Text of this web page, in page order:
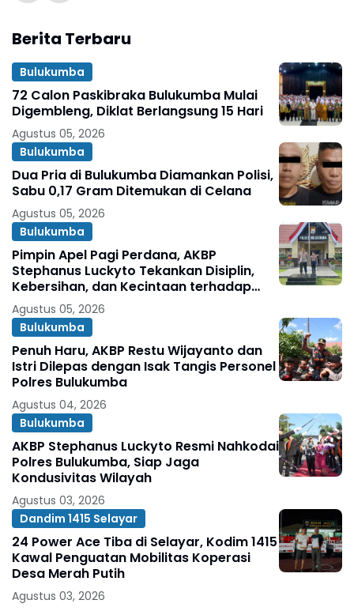
Berita Terbaru
Bulukumba
72 Calon Paskibraka Bulukumba Mulai
Digembleng, Diklat Berlangsung 15 Hari
Agustus 05, 2026
Bulukumba
Dua Pria di Bulukumba Diamankan Polisi,
Sabu 0,17 Gram Ditemukan di Celana
Agustus 05, 2026
Bulukumba
Pimpin Apel Pagi Perdana, AKBP
Stephanus Luckyto Tekankan Disiplin,
Kebersihan, dan Kecintaan terhadap
Organisasi
Agustus 05, 2026
Bulukumba
Penuh Haru, AKBP Restu Wijayanto dan
Istri Dilepas dengan Isak Tangis Personel
Polres Bulukumba
Agustus 04, 2026
Bulukumba
AKBP Stephanus Luckyto Resmi Nahkodai
Polres Bulukumba, Siap Jaga
Kondusivitas Wilayah
Agustus 03, 2026
Dandim 1415 Selayar
24 Power Ace Tiba di Selayar, Kodim 1415
Kawal Penguatan Mobilitas Koperasi
Desa Merah Putih
Agustus 03, 2026